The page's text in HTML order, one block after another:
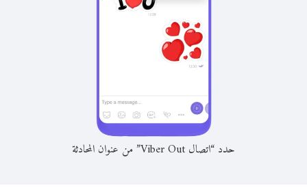
حدد “اتصال Viber Out” من عنوان المحادثة